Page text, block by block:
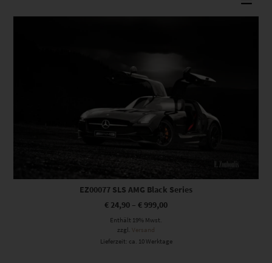
Dieses Produkt weist mehrere Varianten auf. Die Optionen können auf der Produktseite gewählt werden
EZ00077 SLS AMG Black Series
€ 24,90 – € 999,00
Enthält 19% Mwst.
zzgl. Versand
Lieferzeit: ca. 10 Werktage